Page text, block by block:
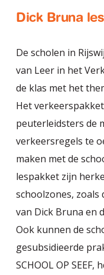
Dick Bruna
De scholen in
van Leer in het
de klas met het
Het
peuterleidsters de
verkeersregels te
maken met de
lespakket zijn
schoolzones,
van Dick Bruna en
Ook kunnen de
gesubsidieerde
SCHOOL OP